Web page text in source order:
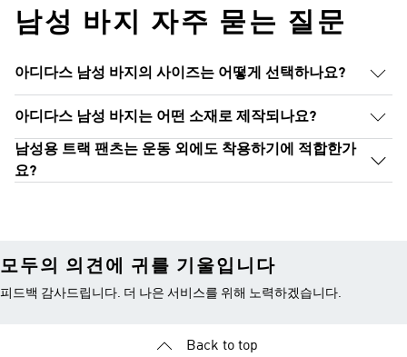
남성 바지 자주 묻는 질문
아디다스 남성 바지의 사이즈는 어떻게 선택하나요?
아디다스 남성 바지는 어떤 소재로 제작되나요?
남성용 트랙 팬츠는 운동 외에도 착용하기에 적합한가
요?
모두의 의견에 귀를 기울입니다
피드백 감사드립니다. 더 나은 서비스를 위해 노력하겠습니다.
Back to top